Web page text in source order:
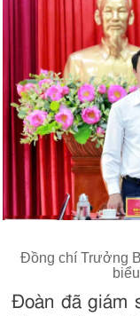
Đồng chí Trưởng
Đoàn đã giám